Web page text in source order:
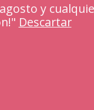
y
Descartar